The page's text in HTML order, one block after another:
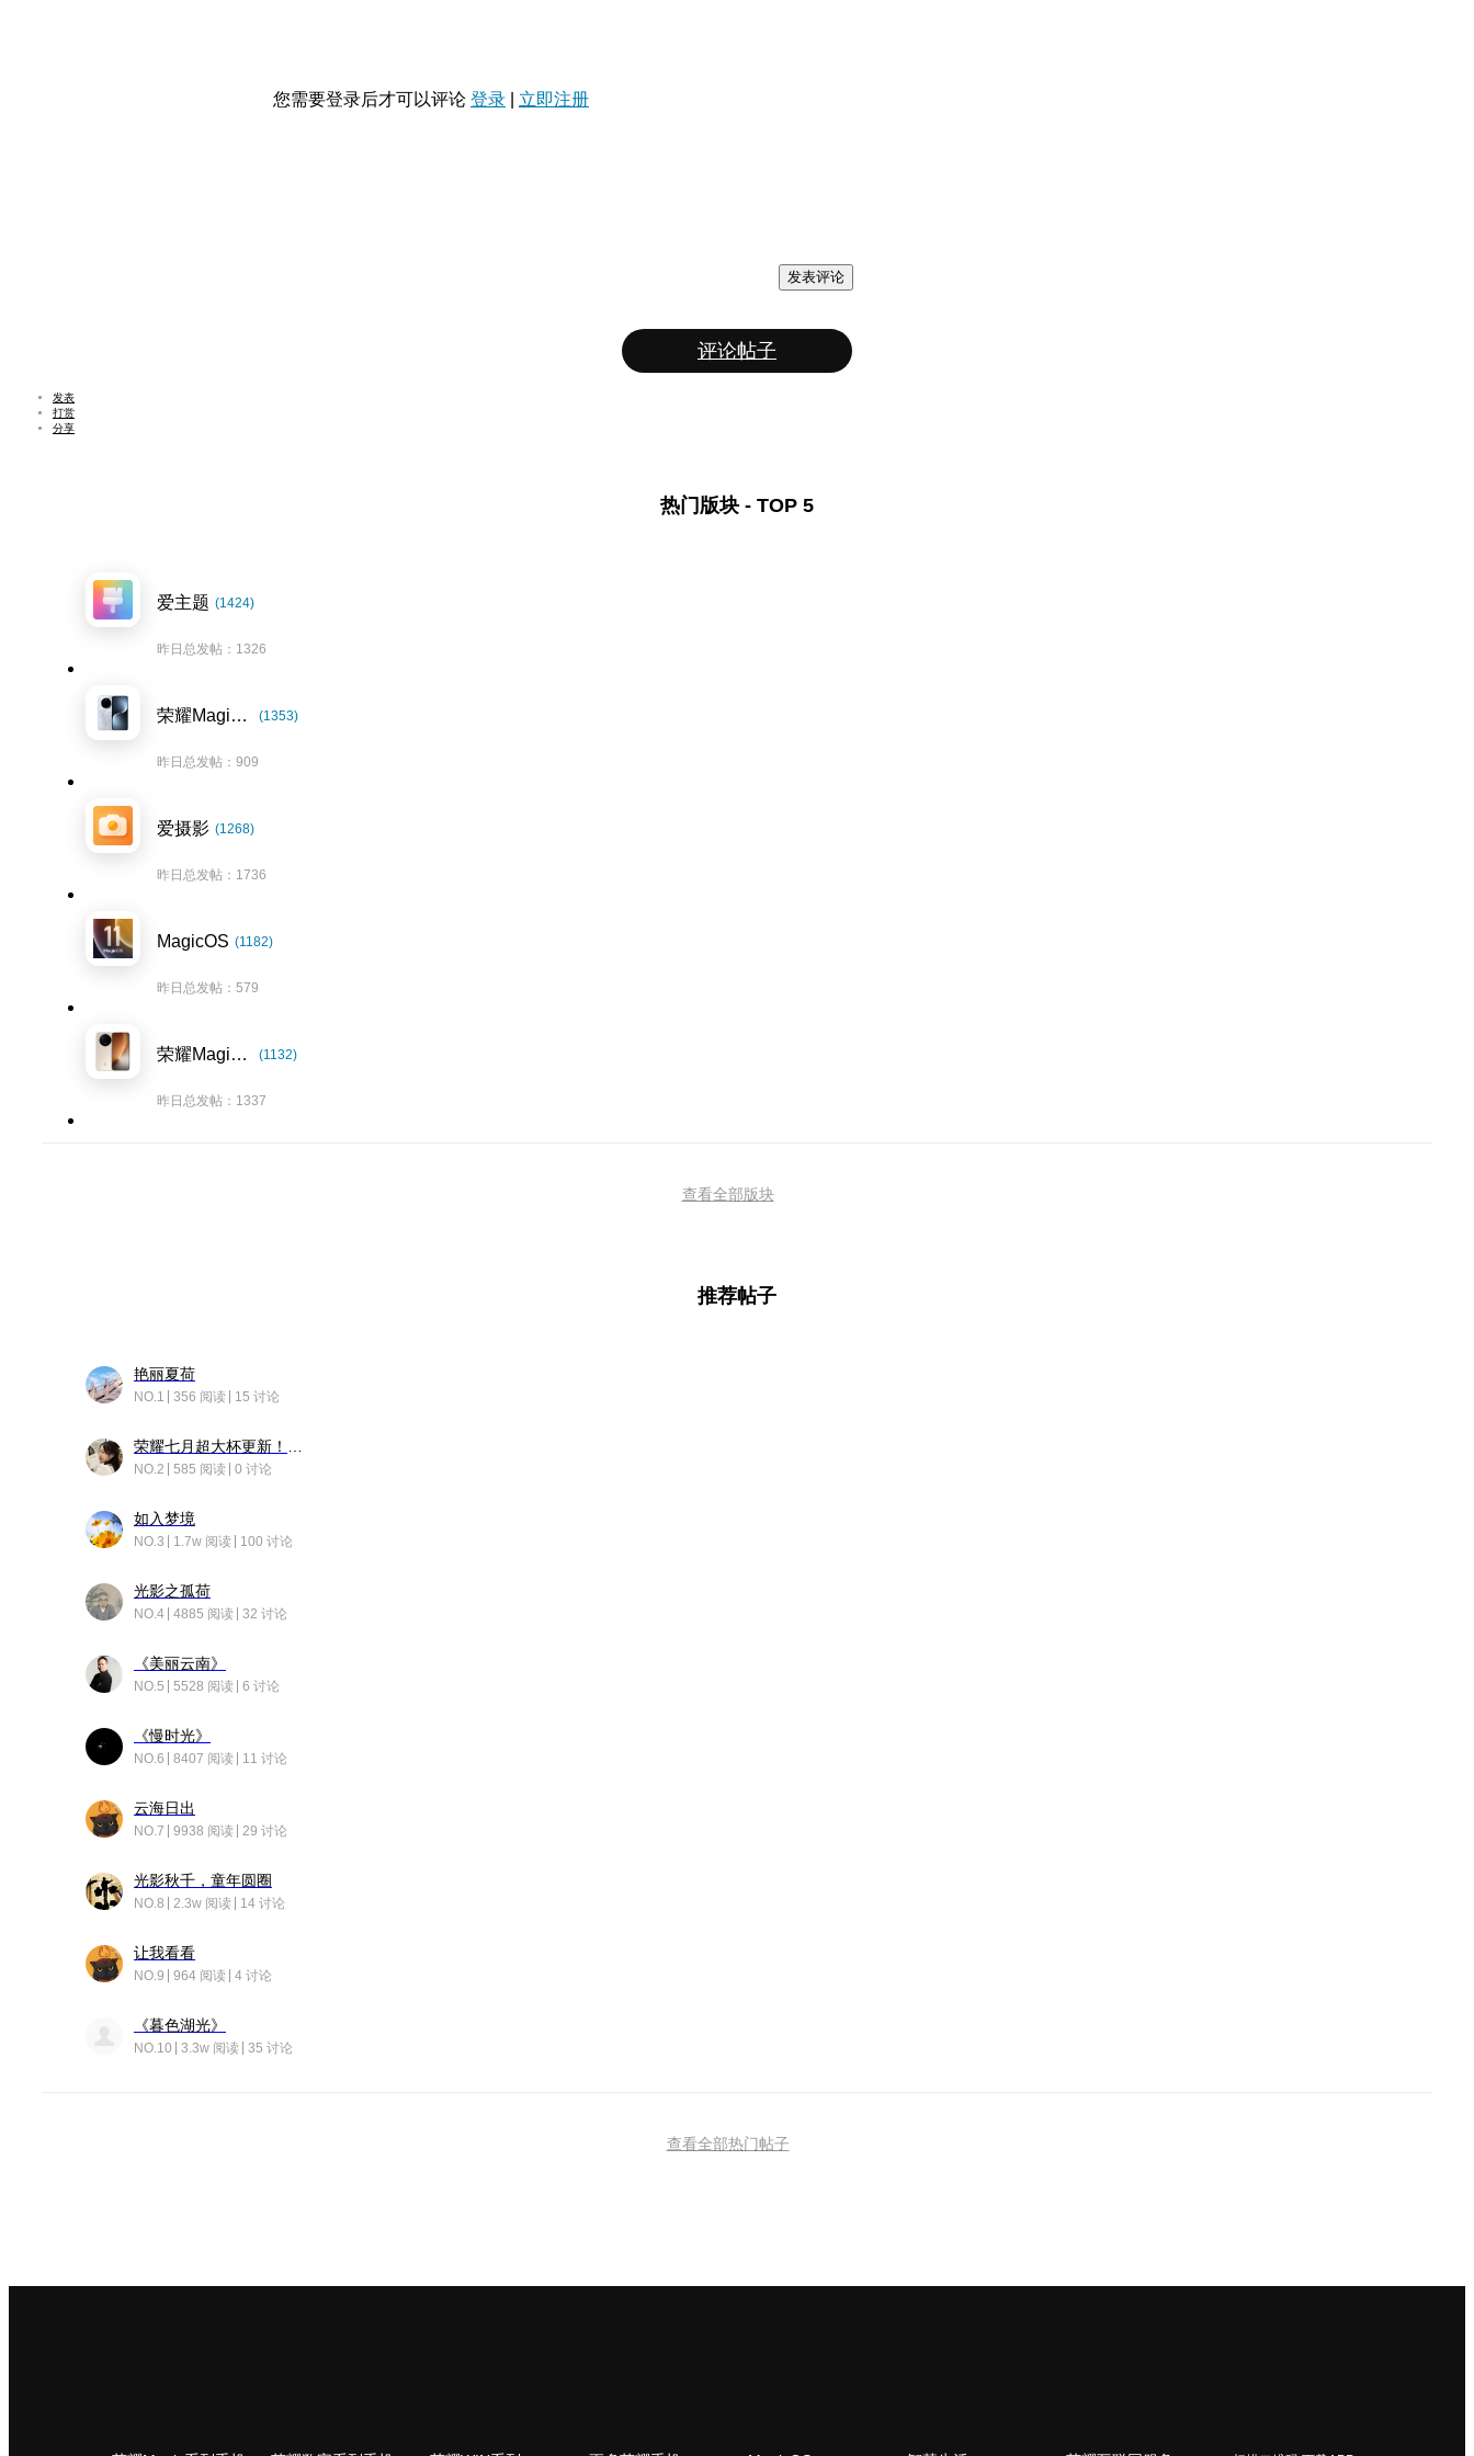
您需要登录后才可以评论 登录 立即注册
发表评论
评论帖子
发表
打赏
分享
热门版块 - TOP 5
爱主题 (1424)
昨日总发帖：1326
荣耀Magic7系列 (1353)
昨日总发帖：909
爱摄影 (1268)
昨日总发帖：1736
MagicOS (1182)
昨日总发帖：579
荣耀Magic8系列 (1132)
昨日总发帖：1337
查看全部版块
推荐帖子
艳丽夏荷
NO.1 356 阅读 15 讨论
NO.2 585 阅读 0 讨论
如入梦境
NO.3 1.7w 阅读 100 讨论
光影之孤荷
NO.4 4885 阅读 32 讨论
《美丽云南》
NO.5 5528 阅读 6 讨论
《慢时光》
NO.6 8407 阅读 11 讨论
云海日出
NO.7 9938 阅读 29 讨论
光影秋千，童年圆圈
NO.8 2.3w 阅读 14 讨论
让我看看
NO.9 964 阅读 4 讨论
《暮色湖光》
NO.10 3.3w 阅读 35 讨论
查看全部热门帖子